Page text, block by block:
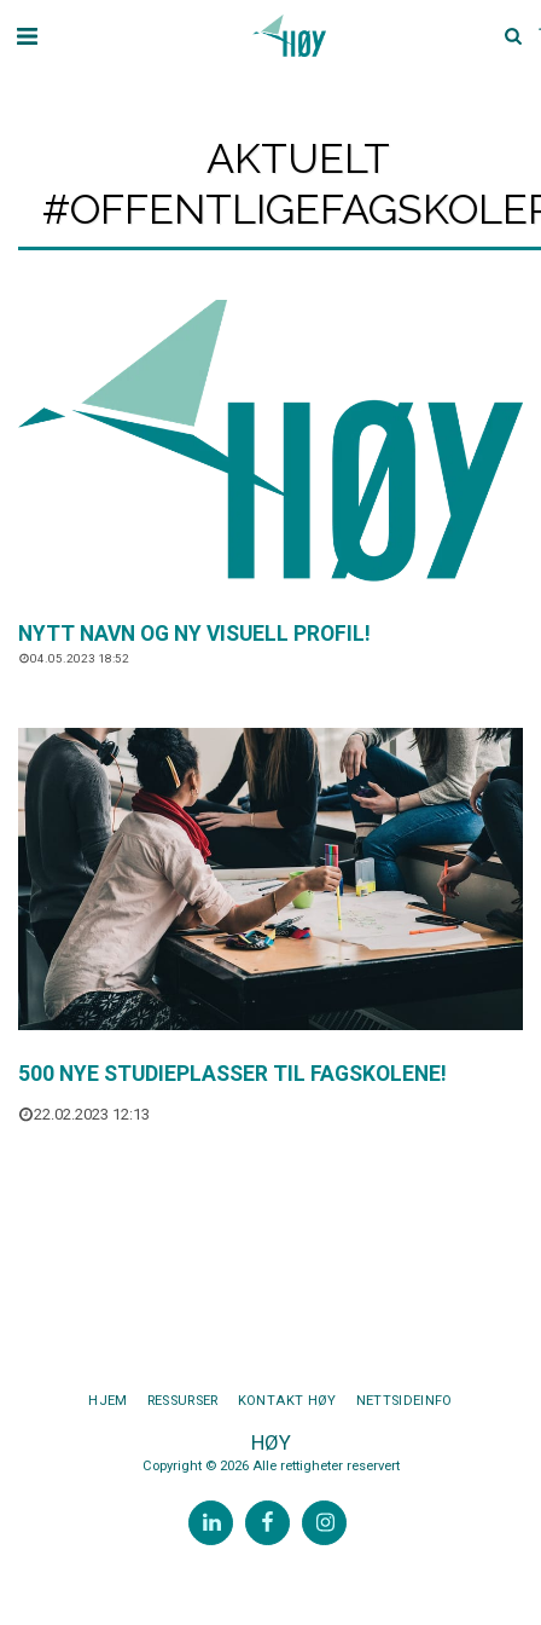
AKTUELT
NYTT NAVN OG NY VISUELL PROFIL!
04.05.2023 18:52
500 NYE STUDIEPLASSER TIL FAGSKOLENE!
22.02.2023 12:13
HØY
Copyright © 2026 Alle rettigheter reservert
HJEM RESSURSER KONTAKT HØY NETTSIDEINFO